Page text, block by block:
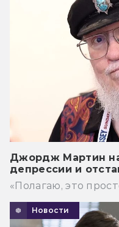
Джордж Мартин
депрессии и
«Полагаю, это
Новости